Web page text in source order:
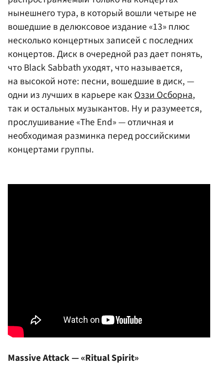
нынешнего тура, в который вошли четыре не
вошедшие в делюксовое издание «13» плюс
несколько концертных записей с последних
концертов. Диск в очередной раз дает понять,
что Black Sabbath уходят, что называется,
на высокой ноте: песни, вошедшие в диск, —
одни из лучших в карьере какОззи Осборна,
так и остальных музыкантов. Ну и разумеется,
прослушивание «The End» — отличная и
необходимая разминка перед российскими
концертами группы.
Massive Attack — «Ritual Spirit»